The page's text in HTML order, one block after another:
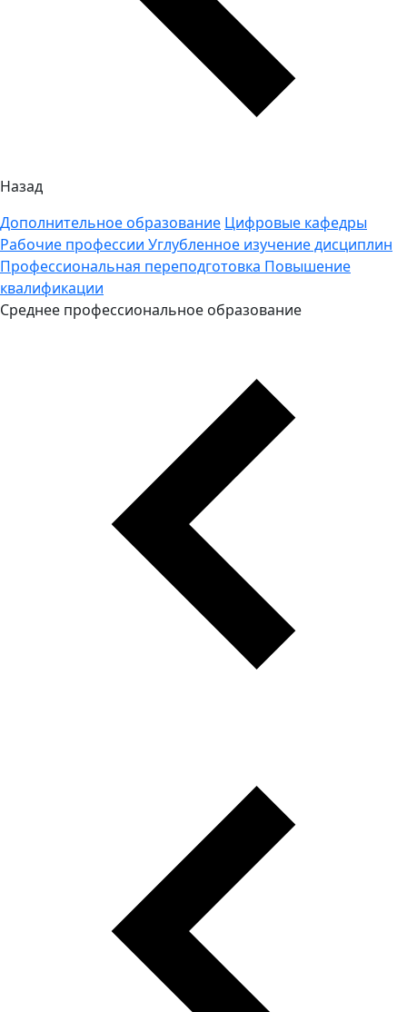
Назад
Дополнительное образование Цифровые кафедры
Рабочие профессии Углубленное изучение дисциплин
Профессиональная переподготовка Повышение
квалификации
Среднее профессиональное образование